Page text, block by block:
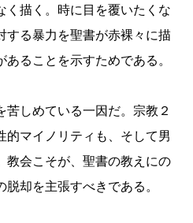
く描く。時に目を覆いたくな
する暴力を聖書が赤裸々に描
ることを示すためである。
苦しめている一因だ。宗教２
的マイノリティも、そして男
教会こそが、聖書の教えにの
却を主張すべきである。